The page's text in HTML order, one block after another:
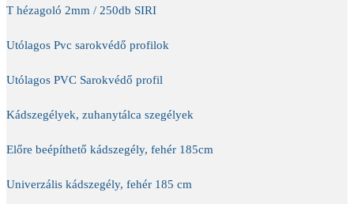
T hézagoló 2mm / 250db SIRI
Utólagos Pvc sarokvédő profilok
Utólagos PVC Sarokvédő profil
Kádszegélyek, zuhanytálca szegélyek
Előre beépíthető kádszegély, fehér 185cm
Univerzális kádszegély, fehér 185 cm